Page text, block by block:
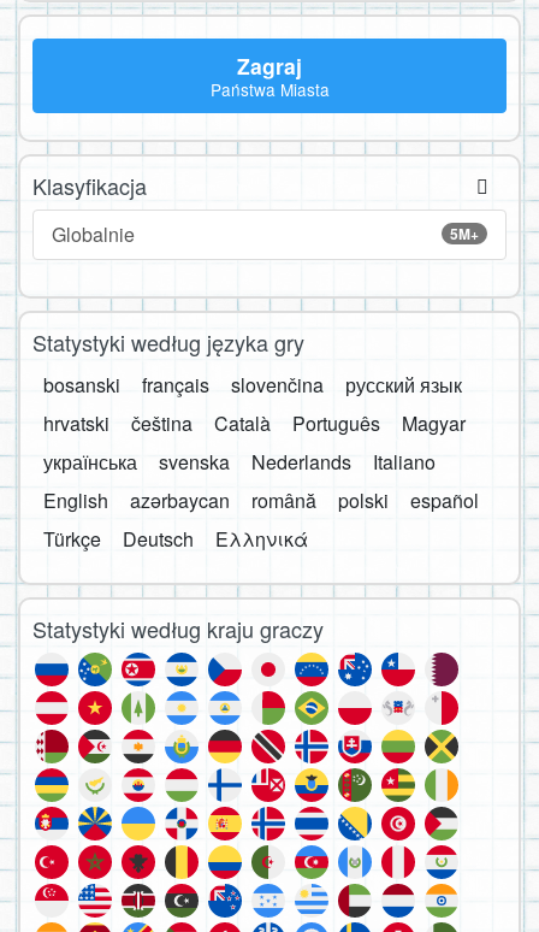
Zagraj
Państwa Miasta
Klasyfikacja
5M+
Globalnie
Statystyki według języka gry
bosanski français slovenčina
русский язык
hrvatski
čeština Català Português
Magyar
українська
svenska Nederlands
Italiano
English
azərbaycan română polski
español
Türkçe
Deutsch Ελληνικά
Statystyki według kraju graczy